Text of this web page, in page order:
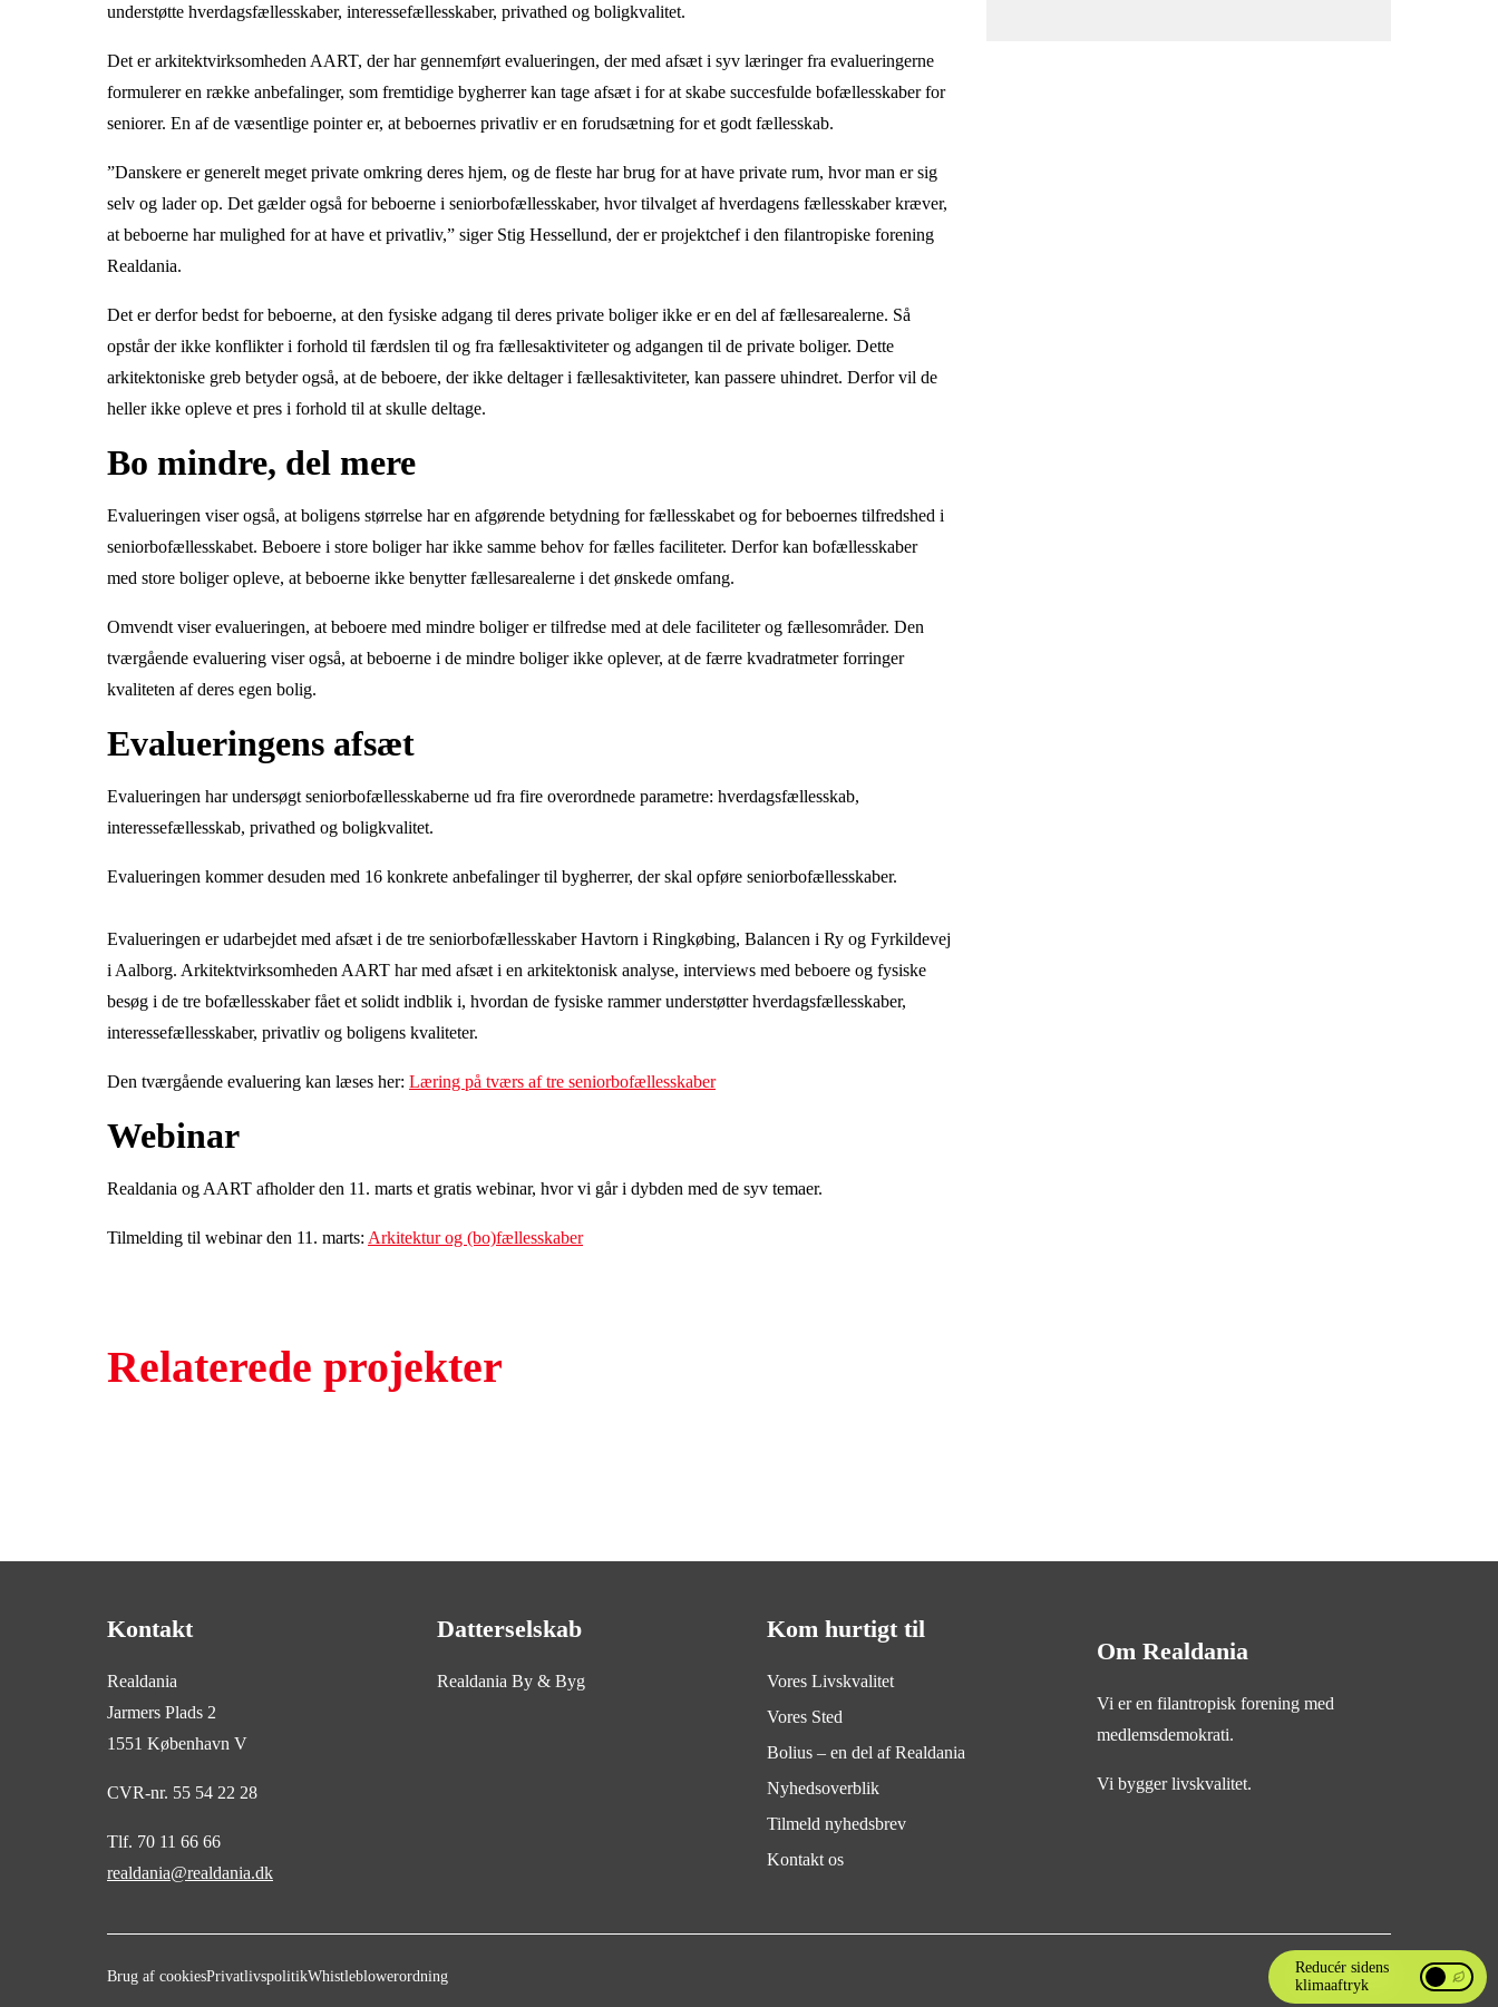
understøtte hverdagsfællesskaber, interessefællesskaber, privathed og boligkvalitet.
Det er arkitektvirksomheden AART, der har gennemført evalueringen, der med afsæt i syv læringer fra evalueringerne
formulerer en række anbefalinger, som fremtidige bygherrer kan tage afsæt i for at skabe succesfulde bofællesskaber for
seniorer. En af de væsentlige pointer er, at beboernes privatliv er en forudsætning for et godt fællesskab.
”Danskere er generelt meget private omkring deres hjem, og de fleste har brug for at have private rum, hvor man er sig
selv og lader op. Det gælder også for beboerne i seniorbofællesskaber, hvor tilvalget af hverdagens fællesskaber kræver,
at beboerne har mulighed for at have et privatliv,” siger Stig Hessellund, der er projektchef i den filantropiske forening
Realdania.
Det er derfor bedst for beboerne, at den fysiske adgang til deres private boliger ikke er en del af fællesarealerne. Så
opstår der ikke konflikter i forhold til færdslen til og fra fællesaktiviteter og adgangen til de private boliger. Dette
arkitektoniske greb betyder også, at de beboere, der ikke deltager i fællesaktiviteter, kan passere uhindret. Derfor vil de
heller ikke opleve et pres i forhold til at skulle deltage.
Bo mindre, del mere
Evalueringen viser også, at boligens størrelse har en afgørende betydning for fællesskabet og for beboernes tilfredshed i
seniorbofællesskabet. Beboere i store boliger har ikke samme behov for fælles faciliteter. Derfor kan bofællesskaber
med store boliger opleve, at beboerne ikke benytter fællesarealerne i det ønskede omfang.
Omvendt viser evalueringen, at beboere med mindre boliger er tilfredse med at dele faciliteter og fællesområder. Den
tværgående evaluering viser også, at beboerne i de mindre boliger ikke oplever, at de færre kvadratmeter forringer
kvaliteten af deres egen bolig.
Evalueringens afsæt
Evalueringen har undersøgt seniorbofællesskaberne ud fra fire overordnede parametre: hverdagsfællesskab,
interessefællesskab, privathed og boligkvalitet.
Evalueringen kommer desuden med 16 konkrete anbefalinger til bygherrer, der skal opføre seniorbofællesskaber.
Evalueringen er udarbejdet med afsæt i de tre seniorbofællesskaber Havtorn i Ringkøbing, Balancen i Ry og Fyrkildevej
i Aalborg. Arkitektvirksomheden AART har med afsæt i en arkitektonisk analyse, interviews med beboere og fysiske
besøg i de tre bofællesskaber fået et solidt indblik i, hvordan de fysiske rammer understøtter hverdagsfællesskaber,
interessefællesskaber, privatliv og boligens kvaliteter.
Den tværgående evaluering kan læses her: Læring på tværs af tre seniorbofællesskaber
Webinar
Realdania og AART afholder den 11. marts et gratis webinar, hvor vi går i dybden med de syv temaer.
Tilmelding til webinar den 11. marts: Arkitektur og (bo)fællesskaber
Relaterede projekter
Reducér sidens
klimaaftryk
Reducér
Kontakt
Realdania
Jarmers Plads 2
1551 København V
CVR-nr. 55 54 22 28
Tlf. 70 11 66 66
realdania@realdania.dk
Datterselskab
Realdania By & Byg
Kom hurtigt til
Vores Livskvalitet
Vores Sted
Bolius – en del af Realdania
Nyhedsoverblik
Tilmeld nyhedsbrev
Kontakt os
Om Realdania
Vi er en filantropisk forening med
medlemsdemokrati.
Vi bygger livskvalitet.
Brug af cookiesPrivatlivspolitikWhistleblowerordning